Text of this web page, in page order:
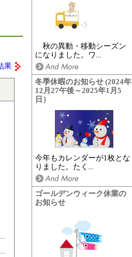
秋の異動・移動シーズン
になりました。ワ...
冬季休暇のお知らせ (2024年
12月27午後～2025年1月5
日）
今年もカレンダーが1枚とな
りました。たく...
ゴールデンウィーク休業の
お知らせ
果